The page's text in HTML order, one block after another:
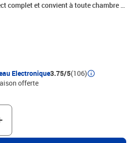
complet et convient à toute chambre à
tissu présente un aspect simple et
la robustesse et la stabilité.Hauteur
en hauteur selon vos
: la tête de lit vous offre un excellent
êtes assis dans votre lit pour lire ou
:La livraison comprend
cadre de lit et le matelas ne sont pas
notre boutique pour les cadres et
est livré avec un manuel de
un montage facile.Couleur :
remplissage : mousseDimensions
Electronique3.75/5(106)
offerte